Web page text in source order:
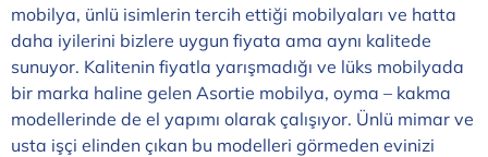
mobilya, ünlü isimlerin tercih ettiği mobilyaları ve hatta
daha iyilerini bizlere uygun fiyata ama aynı kalitede
sunuyor. Kalitenin fiyatla yarışmadığı ve lüks mobilyada
bir marka haline gelen Asortie mobilya, oyma – kakma
modellerinde de el yapımı olarak çalışıyor. Ünlü mimar ve
usta işçi elinden çıkan bu modelleri görmeden evinizi